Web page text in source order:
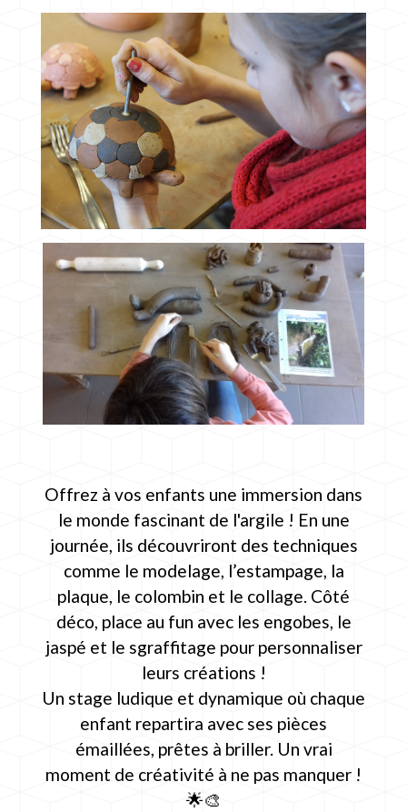
Offrez à vos enfants une immersion dans
le monde fascinant de l'argile ! En une
journée, ils découvriront des techniques
comme le modelage, l’estampage, la
plaque, le colombin et le collage. Côté
déco, place au fun avec les engobes, le
jaspé et le sgraffitage pour personnaliser
leurs créations !
Un stage ludique et dynamique où chaque
enfant repartira avec ses pièces
émaillées, prêtes à briller. Un vrai
moment de créativité à ne pas manquer !
🌟🎨